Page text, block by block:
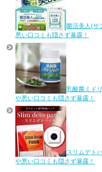
菌活美人(サ
悪い口コミも隠さず暴露！
乳酸菌ミド
や悪い口コミも隠さず暴露！
スリムデト
や悪い口コミも隠さず暴露！